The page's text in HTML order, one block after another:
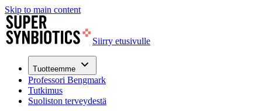
Skip to main content
Siirry etusivulle
Tuotteemme
Professori Bengmark
Tutkimus
Suoliston terveydestä